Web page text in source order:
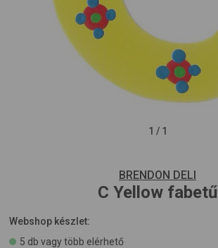
1 / 1
BRENDON DELI
C Yellow fabetű
Webshop készlet:
5 db vagy több elérhető